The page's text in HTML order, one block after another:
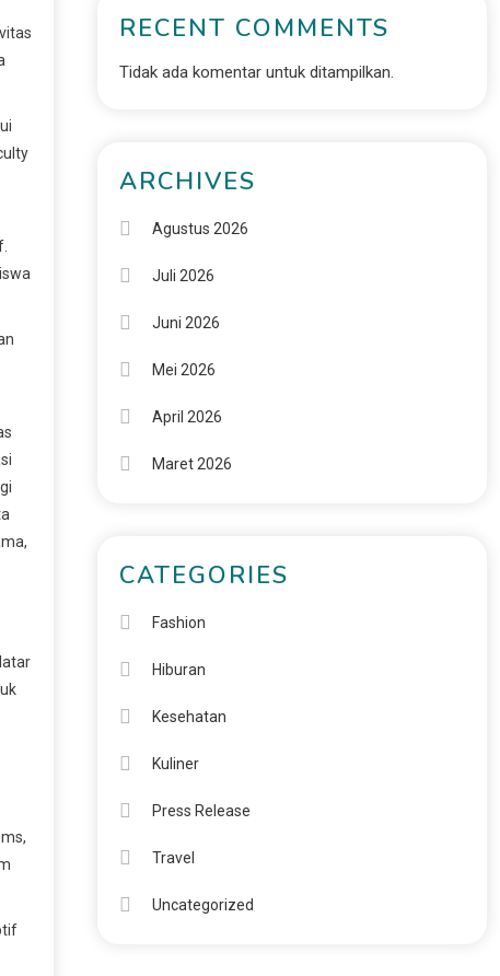
RECENT COMMENTS
Tidak ada komentar untuk ditampilkan.
ARCHIVES
Agustus 2026
Juli 2026
Juni 2026
Mei 2026
April 2026
Maret 2026
CATEGORIES
Fashion
Hiburan
Kesehatan
Kuliner
Press Release
Travel
Uncategorized